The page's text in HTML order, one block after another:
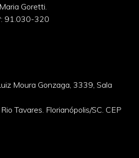
Goretti.
91.030-320
Moura Gonzaga, 3339, Sala
Tavares. Florianópolis/SC. CEP